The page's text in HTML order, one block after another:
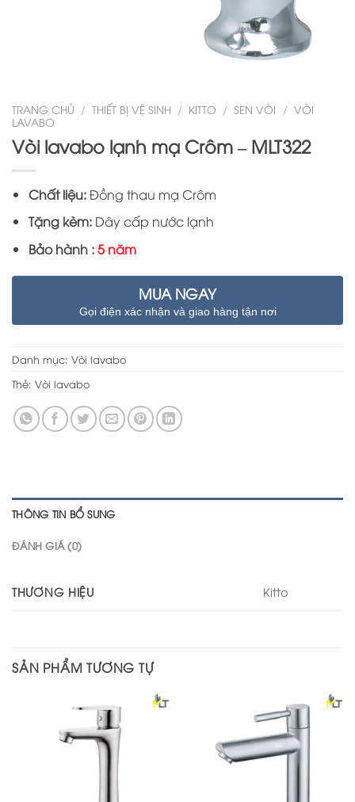
TRANG CHỦ / THIẾT BỊ VỆ SINH / KITTO / SEN VÒI / VÒI
LAVABO
Vòi lavabo lạnh mạ Crôm – MLT322
Chất liệu:Đồng thau mạ Crôm
Tặng kèm:Dây cấp nước lạnh
Bảo hành :5 năm
MUA NGAY
Gọi điện xác nhận và giao hàng tận nơi
Danh mục: Vòi lavabo
Thẻ: Vòi lavabo
THÔNG TIN BỔ SUNG
ĐÁNH GIÁ (0)
THƯƠNG HIỆU Kitto
SẢN PHẨM TƯƠNG TỰ